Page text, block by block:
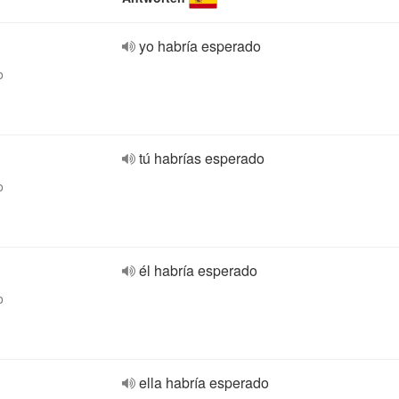
yo habría esperado
tú habrías esperado
él habría esperado
ella habría esperado